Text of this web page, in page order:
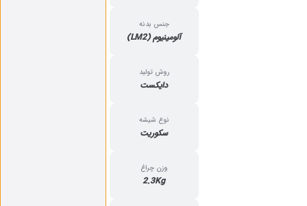
جنس بدنه
آلومینیوم (LM2)
روش تولید
دایکست
نوع شیشه
سکوریت
وزن چراغ
2.3Kg